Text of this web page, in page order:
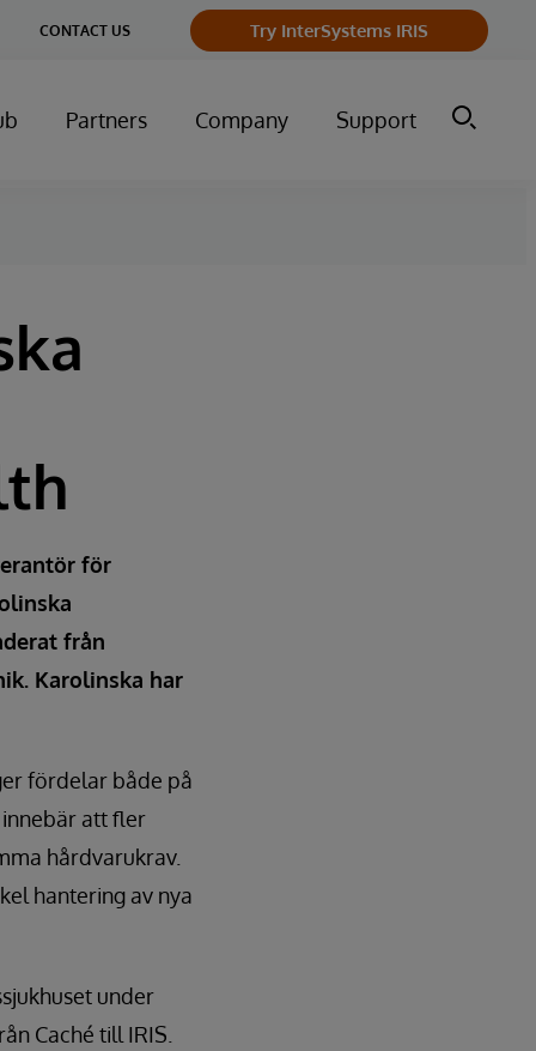
CONTACT US Try InterSystems IRIS
Partners Company Support
för
från
Karolinska har
fördelar både på
att fler
hårdvarukrav.
hantering av nya
under
Caché till IRIS.